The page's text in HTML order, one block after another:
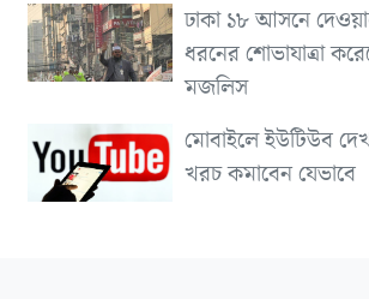
ঢাকা ১৮ আসনে
ধরনের শোভাযাত্রা
মজলিস
মোবাইলে ইউটিউব
খরচ কমাবেন যেভাবে